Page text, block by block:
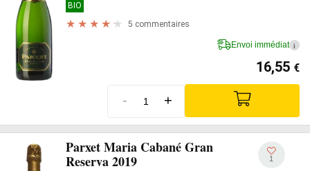
BIO
5 commentaires
Envoi immédiat i
16,55 €
- +
Parxet Maria Cabané Gran
Reserva 2019
1